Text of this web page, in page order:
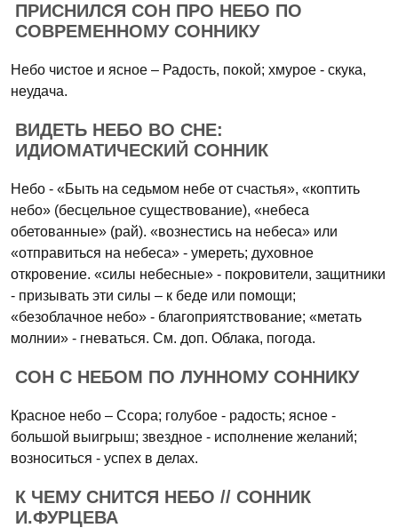
ПРИСНИЛСЯ СОН ПРО НЕБО ПО
СОВРЕМЕННОМУ СОННИКУ
Небо чистое и ясное – Радость, покой; хмурое - скука,
неудача.
ВИДЕТЬ НЕБО ВО СНЕ:
ИДИОМАТИЧЕСКИЙ СОННИК
Небо - «Быть на седьмом небе от счастья», «коптить
небо» (бесцельное существование), «небеса
обетованные» (рай). «вознестись на небеса» или
«отправиться на небеса» - умереть; духовное
откровение. «силы небесные» - покровители, защитники
- призывать эти силы – к беде или помощи;
«безоблачное небо» - благоприятствование; «метать
молнии» - гневаться. См. доп. Облака, погода.
СОН С НЕБОМ ПО ЛУННОМУ СОННИКУ
Красное небо – Ссора; голубое - радость; ясное -
большой выигрыш; звездное - исполнение желаний;
возноситься - успех в делах.
К ЧЕМУ СНИТСЯ НЕБО // СОННИК
И.ФУРЦЕВА